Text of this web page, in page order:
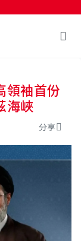
領袖首份
海峽
分享